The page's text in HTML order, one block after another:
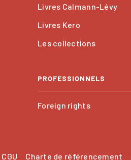
Livres Calmann-Lévy
Livres Kero
Les collections
PROFESSIONNELS
Foreign rights
CGU Charte de référencement